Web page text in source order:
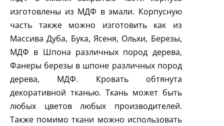
изготовлены из МДФ в эмали. Корпусную
часть также можно изготовить как из
Массива Дуба, Бука, Ясеня, Ольхи, Березы,
МДФ в Шпона различных пород дерева,
Фанеры березы в шпоне различных пород
дерева, МДФ. Кровать обтянута
декоративной тканью. Ткань может быть
любых цветов любых производителей.
Также помимо ткани можно использовать